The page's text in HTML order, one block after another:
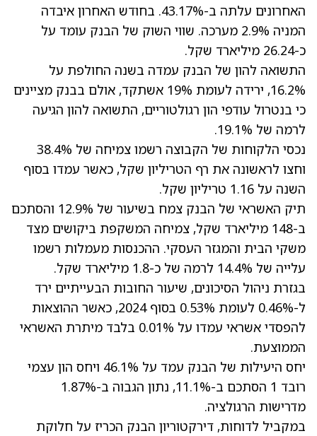
האחרונים עלתה ב-43.17%. בחודש האחרון איבדה
המניה 2.9% מערכה. שווי השוק של הבנק עומד על
כ-26.24 מיליארד שקל.
התשואה להון של הבנק עמדה בשנה החולפת על
16.2%, ירידה לעומת 19% אשתקד, אולם בבנק מציינים
כי בנטרול עודפי הון רגולטוריים, התשואה להון הגיעה
לרמה של 19.1%.
נכסי הלקוחות של הקבוצה רשמו צמיחה של 38.4%
וחצו לראשונה את רף הטריליון שקל, כאשר עמדו בסוף
השנה על 1.16 טריליון שקל.
תיק האשראי של הבנק צמח בשיעור של 12.9% והסתכם
ב-148 מיליארד שקל, צמיחה המשקפת ביקושים מצד
משקי הבית והמגזר העסקי. ההכנסות מעמלות רשמו
עלייה של 14.4% לרמה של כ-1.8 מיליארד שקל.
בגזרת ניהול הסיכונים, שיעור החובות הבעייתיים ירד
ל-0.46% לעומת 0.53% בסוף 2024, כאשר ההוצאות
להפסדי אשראי עמדו על 0.01% בלבד מיתרת האשראי
הממוצעת.
יחס היעילות של הבנק עמד על 46.1% ויחס הון עצמי
רובד 1 הסתכם ב-11.1%, נתון הגבוה ב-1.87%
מדרישות הרגולציה.
במקביל לדוחות, דירקטוריון הבנק הכריז על חלוקת